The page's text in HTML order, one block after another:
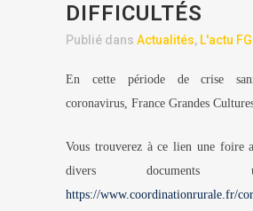
DIFFICULTÉS
Publié dans Actualités, L'actu
En cette période de crise
coronavirus, France Grandes
Vous trouverez à ce lien une foire
divers
https://www.coordinationrurale.fr/